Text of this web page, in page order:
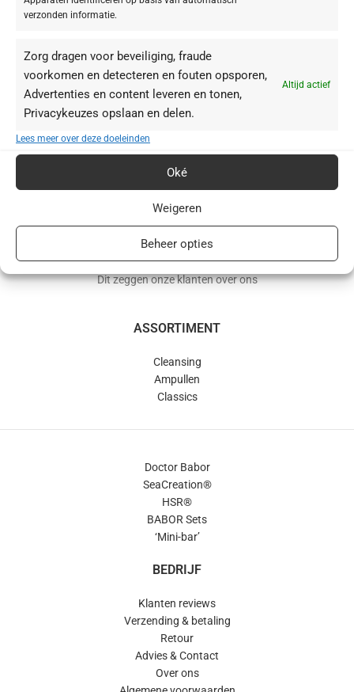
verzonden informatie.
Zorg dragen voor beveiliging, fraude
voorkomen en detecteren en fouten opsporen,
Advertenties en content leveren en tonen,
Privacykeuzes opslaan en delen.
Altijd actief
Lees meer over deze doeleinden
Oké
Weigeren
Beheer opties
BABOR webshop | schoonheidsinstituut.nl
+31(0)85 016 0072
info@schoonheidsinstituut.nl
KVK: 96875941
RECENSIES
Dit zeggen onze klanten over ons
ASSORTIMENT
Cleansing
Ampullen
Classics
Doctor Babor
SeaCreation®
HSR®
BABOR Sets
‘Mini-bar’
BEDRIJF
Klanten reviews
Verzending & betaling
Retour
Advies & Contact
Over ons